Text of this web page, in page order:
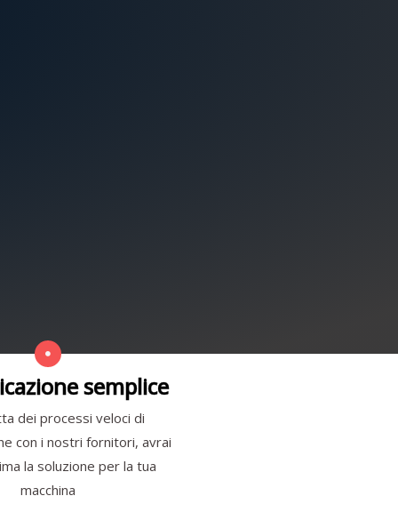
semplice
dei processi veloci di
con i nostri fornitori, avrai
la soluzione per la tua
macchina